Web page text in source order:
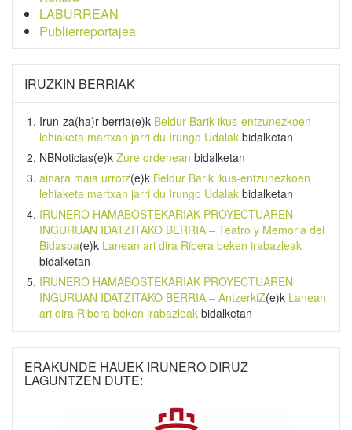
LABURREAN
Publierreportajea
IRUZKIN BERRIAK
Irun-za(ha)r-berria(e)k Beldur Barik ikus-entzunezkoen
lehiaketa martxan jarri du Irungo Udalak bidalketan
NBNoticias(e)k Zure ordenean bidalketan
ainara maia urrotz(e)k Beldur Barik ikus-entzunezkoen
lehiaketa martxan jarri du Irungo Udalak bidalketan
IRUNERO HAMABOSTEKARIAK PROYECTUAREN
INGURUAN IDATZITAKO BERRIA – Teatro y Memoria del
Bidasoa(e)k Lanean ari dira Ribera beken irabazleak
bidalketan
IRUNERO HAMABOSTEKARIAK PROYECTUAREN
INGURUAN IDATZITAKO BERRIA – AntzerkiZ(e)k Lanean
ari dira Ribera beken irabazleak bidalketan
ERAKUNDE HAUEK IRUNERO DIRUZ
LAGUNTZEN DUTE: